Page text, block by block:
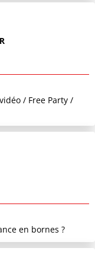
/ Free Party /
en bornes ?